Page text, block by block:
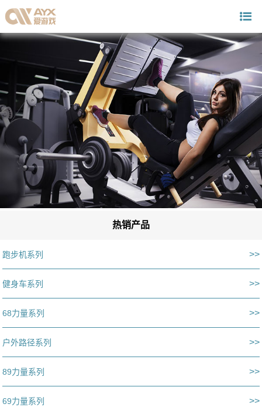
热销产品
跑步机系列 >>
健身车系列 >>
68力量系列 >>
户外路径系列 >>
89力量系列 >>
69力量系列 >>